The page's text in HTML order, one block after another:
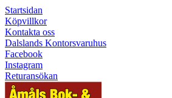
Startsidan
Köpvillkor
Kontakta oss
Dalslands Kontorsvaruhus
Facebook
Instagram
Returansökan